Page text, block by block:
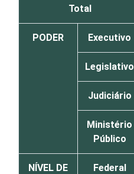
Total
PODER Executivo
Legislativo
Judiciário
Ministério
Público
NÍVEL DE
Federal